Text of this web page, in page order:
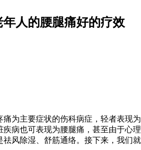
人的腰腿痛好的疗效
为主要症状的伤科病症，轻者表
病也可表现为腰腿痛，甚至由于
风除湿、舒筋通络。接下来，我们